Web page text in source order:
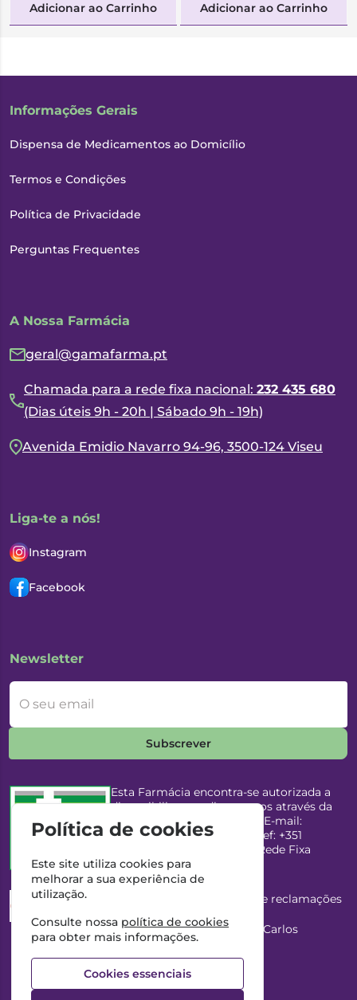
Adicionar ao Carrinho Adicionar ao Carrinho
Informações Gerais
Dispensa de Medicamentos ao Domicílio
Termos e Condições
Política de Privacidade
Perguntas Frequentes
A Nossa Farmácia
geral@gamafarma.pt
Chamada para a rede fixa nacional: 232 435 680
(Dias úteis 9h - 20h | Sábado 9h - 19h)
Avenida Emidio Navarro 94-96, 3500-124 Viseu
Liga-te a nós!
Instagram
Facebook
Newsletter
O seu email
Subscrever
Esta Farmácia encontra-se autorizada a
disponibilizar medicamentos através da
Internet, pelo Infarmed, I.P. E-mail:
infarmed@infarmed.pt
| Telef: +351
217987100 (Chamada para Rede Fixa
Nacional)
Esta Farmácia dispõe de livro de reclamações
Director Técnico e Proprietário: António Carlos
Saraiva Cabral Costa
NIPC: 507218906 | Farmácia Gama, Lda.
Política de cookies
Este site utiliza cookies para
melhorar a sua experiência de
utilização.
Consulte nossa política de cookies
para obter mais informações.
Cookies essenciais